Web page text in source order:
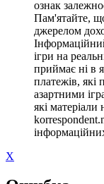
ознак
Пам'ятайте,
джерелом
ігри на
приймає ні в
платежів, які
азартними
які
X